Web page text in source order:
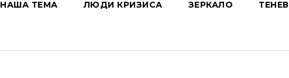
НАША ТЕМА ЛЮДИ КРИЗИСА ЗЕРКАЛО